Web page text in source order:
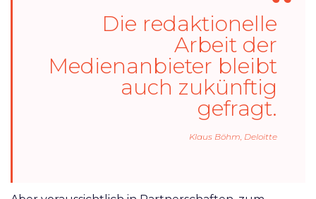
Die redaktionelle
Arbeit der
Medienanbieter bleibt
auch zukünftig
gefragt.
Klaus Böhm, Deloitte